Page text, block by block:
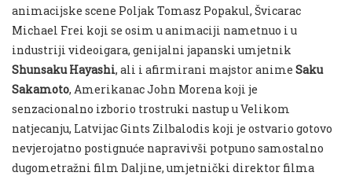
animacijske scene Poljak Tomasz Popakul, Švicarac
Michael Frei koji se osim u animaciji nametnuo i u
industriji videoigara, genijalni japanski umjetnik
Shunsaku Hayashi, ali i afirmirani majstor anime Saku
Sakamoto, Amerikanac John Morena koji je
senzacionalno izborio trostruki nastup u Velikom
natjecanju, Latvijac Gints Zilbalodis koji je ostvario gotovo
nevjerojatno postignuće napravivši potpuno samostalno
dugometražni film Daljine, umjetnički direktor filma